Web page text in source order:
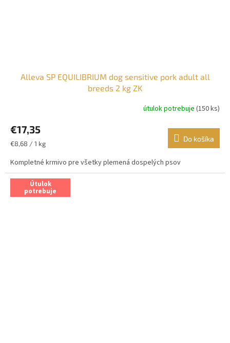
Alleva SP EQUILIBRIUM dog sensitive pork adult all
breeds 2 kg ZK
útulok potrebuje (150 ks)
€17,35
Jednotková
€8,68 / 1 kg
Do košíka
Kompletné krmivo pre všetky plemená dospelých psov
Útulok
potrebuje